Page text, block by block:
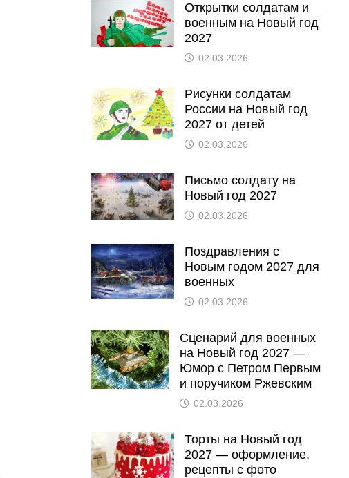
Открытки солдатам и
военным на Новый год
2027
02.03.2026
Рисунки солдатам
России на Новый год
2027 от детей
02.03.2026
Письмо солдату на
Новый год 2027
02.03.2026
Поздравления с
Новым годом 2027 для
военных
02.03.2026
Сценарий для военных
на Новый год 2027 —
Юмор с Петром Первым
и поручиком Ржевским
02.03.2026
Торты на Новый год
2027 — оформление,
рецепты с фото